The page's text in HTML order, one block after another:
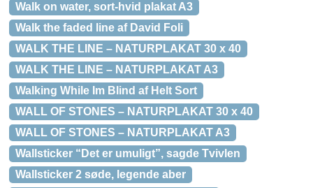
Walk on water, sort-hvid plakat A3
Walk the faded line af David Foli
WALK THE LINE – NATURPLAKAT 30 x 40
WALK THE LINE – NATURPLAKAT A3
Walking While Im Blind af Helt Sort
WALL OF STONES – NATURPLAKAT 30 x 40
WALL OF STONES – NATURPLAKAT A3
Wallsticker “Det er umuligt”, sagde Tvivlen
Wallsticker 2 søde, legende aber